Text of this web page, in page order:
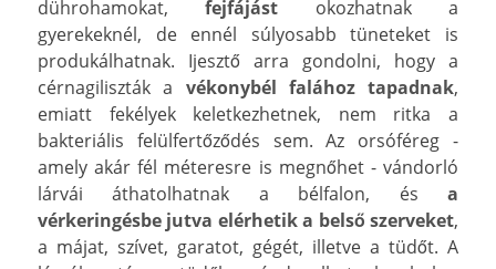
dührohamokat,fejfájást okozhatnak a
gyerekeknél, de ennél súlyosabb tüneteket is
produkálhatnak. Ijesztő arra gondolni, hogy a
cérnagiliszták a vékonybél falához tapadnak,
emiatt fekélyek keletkezhetnek, nem ritka a
bakteriális felülfertőződés sem. Az orsóféreg -
amely akár fél méteresre is megnőhet - vándorló
lárvái áthatolhatnak a bélfalon, és a
vérkeringésbe jutva elérhetik a belső szerveket,
a májat, szívet, garatot, gégét, illetve a tüdőt. A